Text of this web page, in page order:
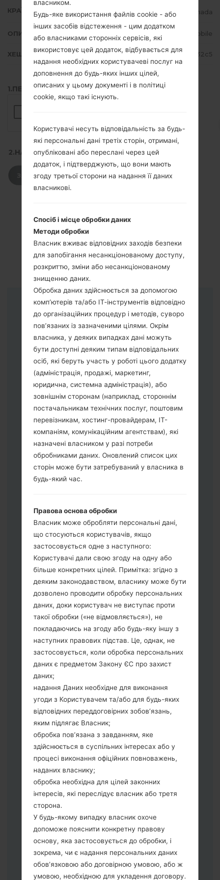
КРАЇНА Canada
ОПИС Wind Mobile
ХЕШ a7cc0ef369954c167a815b3a816132c5
1.ПЕРЕВІРТИ НАЯВНІСТЬ RECAPTCHA
2.НАТИСНІТЬ, ЩОБ ЗАВАНТАЖИТИ
ЗАВАНТАЖИТИ
Інструкції
Завантажте на свій ПК:Odin 3.
Далі завантажте та розпакуйте файл
прошивки тут) або 5 (Вибрати 5 файл
прошивки тут) файлів для прошивки:
AP: "System & Recovery"
CP: "Modem & Radio"
CSC_***: "Country & Region & Operator"
HOME_CSC_***: "Country & Region &
Operator"
Додайте усі файли у програму Odin 3.
Якщо ви хочете прошити телефон та
скинути до заводських налаштувань
оберіть CSC_***, у іншому випадку
виберіть HOME_CSC_*** для
збереження Ваших даних.
Тепер вимкніть пристрій і увійдіть у
"Download" режим. Усі методи як це
зробити:
Натисніть та утримуйти клавіші:
живлення, збільшення гучності та Bixbi.
Натисніть та утримуйте клавіші:
зменшення та збільшення гучності.
Підключивши телефон до ПК
використовуючи USB кабель.
Натисніть та утримуйти клавіші:
живлення, збільшення гучності та
додому.
Підключіть USB кабель та натисніть
клавіші: зменшення звуку та Bixbi.
Натисніть та утримуйти клавіші:
живлення та збільшення гучності.
Далі підключить телефон до ПК,
програма Odin повина виявити Ваш
власником.
Будь-яке використання файлів cookie - або
інших засобів відстеження - цим додатком
або власниками сторонніх сервісів, які
використовує цей додаток, відбувається для
надання необхідних користувачеві послуг на
доповнення до будь-яких інших цілей,
описаних у цьому документі і в політиці
cookie, якщо такі існують.
Користувачі несуть відповідальність за будь-
які персональні дані третіх сторін, отримані,
опубліковані або переслані через цей
додаток, і підтверджують, що вони мають
згоду третьої сторони на надання її даних
власникові.
Спосіб і місце обробки даних
Методи обробки
Власник вживає відповідних заходів безпеки
для запобігання несанкціонованому доступу,
розкриттю, зміни або несанкціонованому
знищенню даних.
Обробка даних здійснюється за допомогою
комп’ютерів та/або ІТ-інструментів відповідно
до організаційних процедур і методів, суворо
пов’язаних із зазначеними цілями. Окрім
власника, у деяких випадках дані можуть
бути доступні деяким типам відповідальних
осіб, які беруть участь у роботі цього додатку
(адміністрація, продажі, маркетинг,
юридична, системна адміністрація), або
зовнішнім сторонам (наприклад, стороннім
постачальникам технічних послуг, поштовим
перевізникам, хостинг-провайдерам, ІТ-
компаніям, комунікаційним агентствам), які
назначені власником у разі потреби
обробниками даних. Оновлений список цих
сторін може бути затребуваний у власника в
будь-який час.
Правова основа обробки
Власник може обробляти персональні дані,
що стосуються користувачів, якщо
застосовується одне з наступного:
Користувачі дали свою згоду на одну або
більше конкретних цілей. Примітка: згідно з
деяким законодавством, власнику може бути
дозволено проводити обробку персональних
даних, доки користувач не виступає проти
такої обробки («не відмовляється»), не
покладаючись на згоду або будь-яку іншу з
наступних правових підстав. Це, однак, не
застосовується, коли обробка персональних
даних є предметом Закону ЄС про захист
даних;
надання Даних необхідне для виконання
угоди з Користувачем та/або для будь-яких
відповідних переддоговірних зобов’язань,
яким підлягає Власник;
обробка пов’язана з завданням, яке
здійснюється в суспільних інтересах або у
процесі виконання офіційних повноважень,
наданих власнику;
обробка необхідна для цілей законних
інтересів, які переслідує власник або третя
сторона.
У будь-якому випадку власник охоче
допоможе пояснити конкретну правову
основу, яка застосовується до обробки, і
зокрема, чи є надання персональних даних
обов’язковою або договірною умовою, або ж
умовою, необхідною для укладення договору.